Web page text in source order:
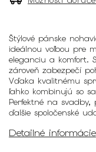
Štýlové pánske
ideálnou voľbou pre
eleganciu a komfort.
zároveň zabezpečí
Vďaka kvalitnému
ľahko kombinujú so
Perfektné na svadby,
ďalšie spoločenské
Detailné informácie